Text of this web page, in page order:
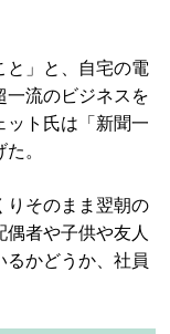
」と、自宅の電
一流のビジネスを
ット氏は「新聞一
。
そのまま翌朝の
者や子供や友人
かどうか、社員